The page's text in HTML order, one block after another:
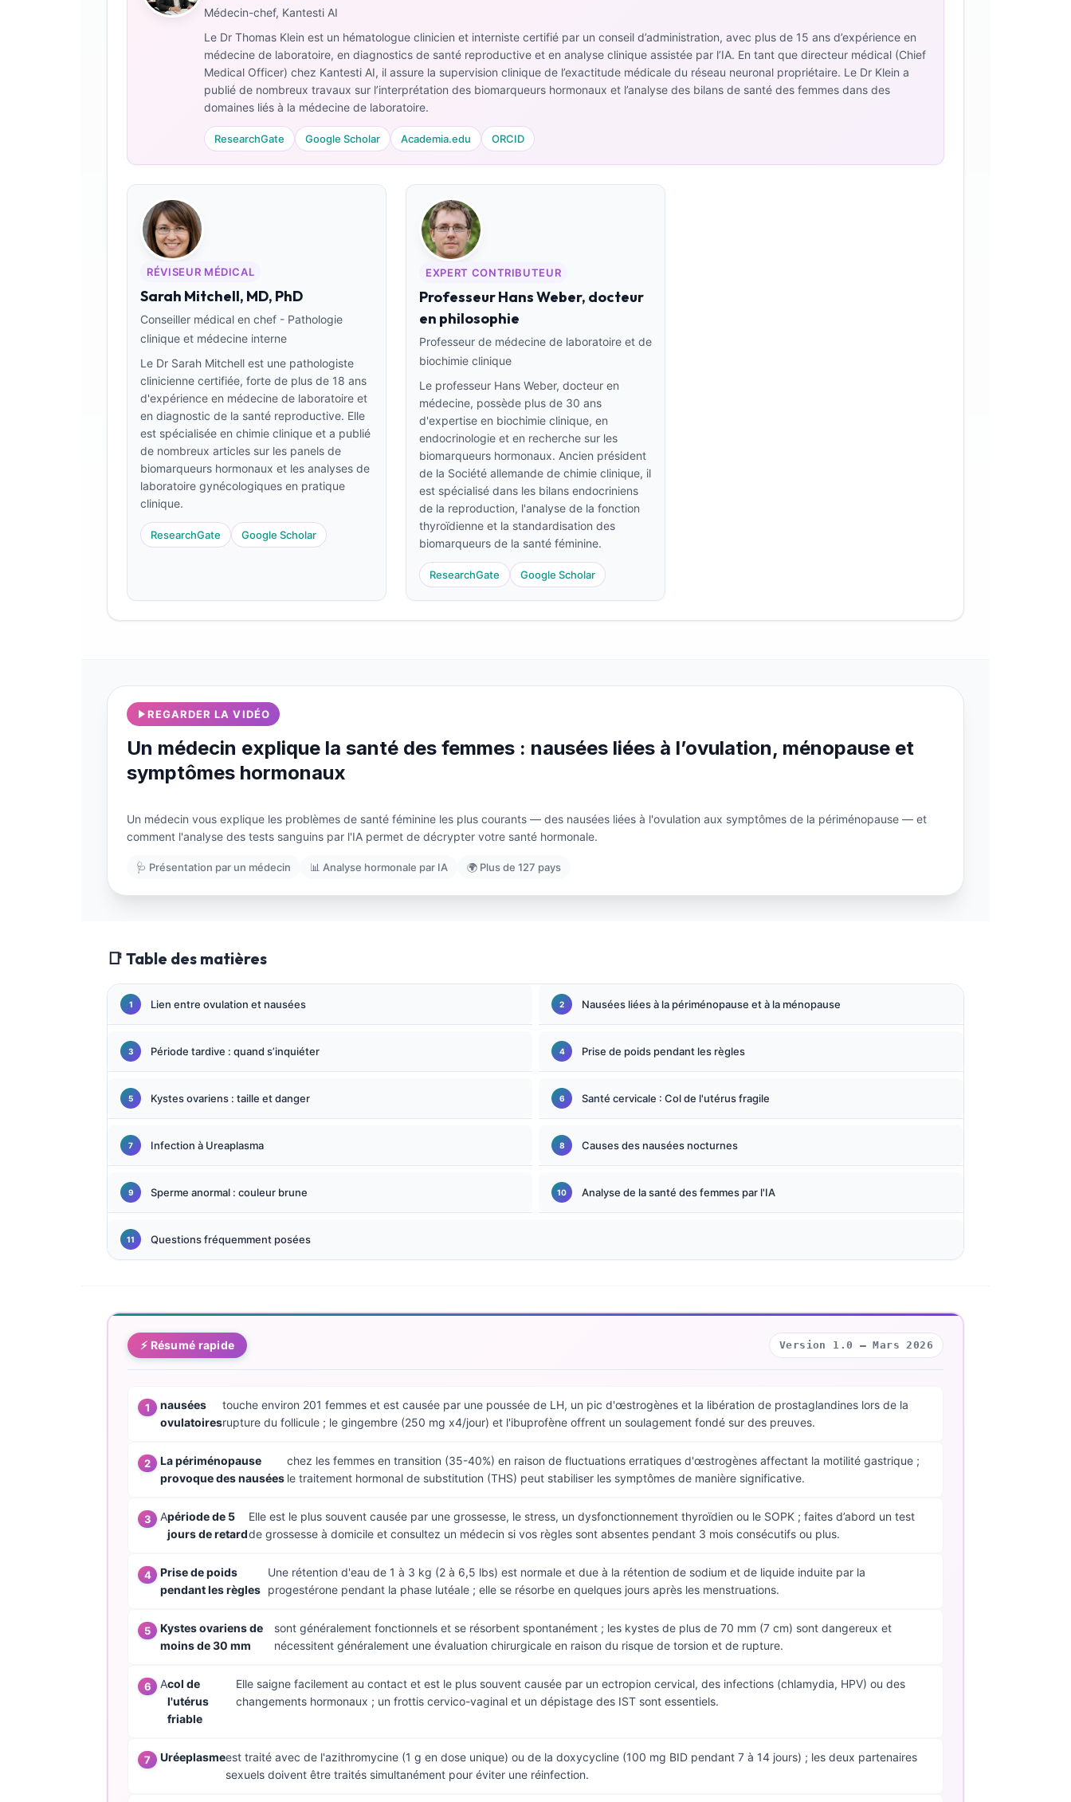
Médecin-chef, Kantesti AI
Le Dr Thomas Klein est un hématologue clinicien et interniste certifié par un conseil d’administration, avec plus de 15 ans d’expérience en
médecine de laboratoire, en diagnostics de santé reproductive et en analyse clinique assistée par l’IA. En tant que directeur médical (Chief
Medical Officer) chez Kantesti AI, il assure la supervision clinique de l’exactitude médicale du réseau neuronal propriétaire. Le Dr Klein a
publié de nombreux travaux sur l’interprétation des biomarqueurs hormonaux et l’analyse des bilans de santé des femmes dans des
domaines liés à la médecine de laboratoire.
ResearchGate Google Scholar Academia.edu ORCID
RÉVISEUR MÉDICAL
Sarah Mitchell, MD, PhD
Conseiller médical en chef - Pathologie
clinique et médecine interne
Le Dr Sarah Mitchell est une pathologiste
clinicienne certifiée, forte de plus de 18 ans
d'expérience en médecine de laboratoire et
en diagnostic de la santé reproductive. Elle
est spécialisée en chimie clinique et a publié
de nombreux articles sur les panels de
biomarqueurs hormonaux et les analyses de
laboratoire gynécologiques en pratique
clinique.
ResearchGate Google Scholar
EXPERT CONTRIBUTEUR
Professeur Hans Weber, docteur
en philosophie
Professeur de médecine de laboratoire et de
biochimie clinique
Le professeur Hans Weber, docteur en
médecine, possède plus de 30 ans
d'expertise en biochimie clinique, en
endocrinologie et en recherche sur les
biomarqueurs hormonaux. Ancien président
de la Société allemande de chimie clinique, il
est spécialisé dans les bilans endocriniens
de la reproduction, l'analyse de la fonction
thyroïdienne et la standardisation des
biomarqueurs de la santé féminine.
ResearchGate Google Scholar
REGARDER LA VIDÉO
Un médecin explique la santé des femmes : nausées liées à l’ovulation, ménopause et
symptômes hormonaux
Un médecin vous explique les problèmes de santé féminine les plus courants — des nausées liées à l'ovulation aux symptômes de la périménopause — et
comment l'analyse des tests sanguins par l'IA permet de décrypter votre santé hormonale.
🩺 Présentation par un médecin 📊 Analyse hormonale par IA 🌍 Plus de 127 pays
📑 Table des matières
Lien entre ovulation et nausées Nausées liées à la périménopause et à la ménopause
Période tardive : quand s’inquiéter Prise de poids pendant les règles
Kystes ovariens : taille et danger Santé cervicale : Col de l'utérus fragile
Infection à Ureaplasma Causes des nausées nocturnes
Sperme anormal : couleur brune Analyse de la santé des femmes par l'IA
Questions fréquemment posées
⚡ Résumé rapide Version 1.0 — Mars 2026
nausées
ovulatoires
touche environ 201 femmes et est causée par une poussée de LH, un pic d'œstrogènes et la libération de prostaglandines lors de la
rupture du follicule ; le gingembre (250 mg x4/jour) et l'ibuprofène offrent un soulagement fondé sur des preuves.
La périménopause
provoque des nausées
chez les femmes en transition (35-40%) en raison de fluctuations erratiques d'œstrogènes affectant la motilité gastrique ;
le traitement hormonal de substitution (THS) peut stabiliser les symptômes de manière significative.
Apériode de 5
jours de retard
Elle est le plus souvent causée par une grossesse, le stress, un dysfonctionnement thyroïdien ou le SOPK ; faites d’abord un test
de grossesse à domicile et consultez un médecin si vos règles sont absentes pendant 3 mois consécutifs ou plus.
Prise de poids
pendant les règles
Une rétention d'eau de 1 à 3 kg (2 à 6,5 lbs) est normale et due à la rétention de sodium et de liquide induite par la
progestérone pendant la phase lutéale ; elle se résorbe en quelques jours après les menstruations.
Kystes ovariens de
moins de 30 mm
sont généralement fonctionnels et se résorbent spontanément ; les kystes de plus de 70 mm (7 cm) sont dangereux et
nécessitent généralement une évaluation chirurgicale en raison du risque de torsion et de rupture.
Acol de
l'utérus
friable
Elle saigne facilement au contact et est le plus souvent causée par un ectropion cervical, des infections (chlamydia, HPV) ou des
changements hormonaux ; un frottis cervico-vaginal et un dépistage des IST sont essentiels.
Uréeplasmeest traité avec de l'azithromycine (1 g en dose unique) ou de la doxycycline (100 mg BID pendant 7 à 14 jours) ; les deux partenaires
sexuels doivent être traités simultanément pour éviter une réinfection.
Русский
한국어
Slovenščina
Magyar
Shqip
বাংলা
मराठी
தமிழ்
ಕನ್ನಡ
Bahasa Melayu
Tiếng Việt
Tagalog
ဗမာစာ
ភាសាខ្មែរ
Kiswahili
Українська
Català
Қазақ тілі
Suomi
Slovenčina
অসমীয়া
Galego
Македонски јазик
Euskara
Occitan
ພາສາລາວ
Cebuano
ئۇيغۇرچە
Татар теле
Беларуская мова
Esperanto
Ślōnskŏ gŏdka
Norsk bokmål